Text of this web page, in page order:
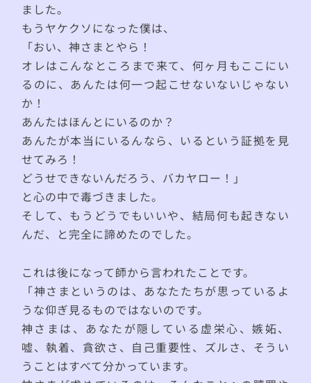
ました。
もうヤケクソになった僕は、
「おい、神さまとやら！
オレはこんなところまで来て、何ヶ月もここにい
るのに、あんたは何一つ起こせないないじゃない
か！
あんたはほんとにいるのか？
あんたが本当にいるんなら、いるという証拠を見
せてみろ！
どうせできないんだろう、バカヤロー！」
と心の中で毒づきました。
そして、もうどうでもいいや、結局何も起きない
んだ、と完全に諦めたのでした。
これは後になって師から言われたことです。
「神さまというのは、あなたたちが思っているよ
うな仰ぎ見るものではないのです。
神さまは、あなたが隠している虚栄心、嫉妬、
嘘、執着、貪欲さ、自己重要性、ズルさ、そうい
うことはすべて分かっています。